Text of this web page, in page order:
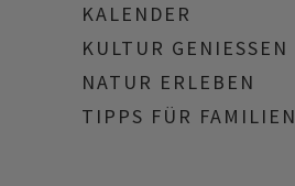
KALENDER
KULTUR GENIESSEN
NATUR ERLEBEN
TIPPS FÜR FAMILIEN